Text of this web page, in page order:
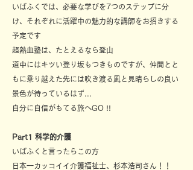
いばふくでは、必要な学びを7つのステップに分
け、それぞれに活躍中の魅力的な講師をお招きする
予定です
超熱血塾は、たとえるなら登山
道中にはキツい登り坂もつきものですが、仲間とと
もに乗り越えた先には吹き渡る風と見晴らしの良い
景色が待っているはず...
自分に自信がもてる旅へGO !!
Part1 科学的介護
いばふくと言ったらこの方
日本一カッコイイ介護福祉士、杉本浩司さん！！